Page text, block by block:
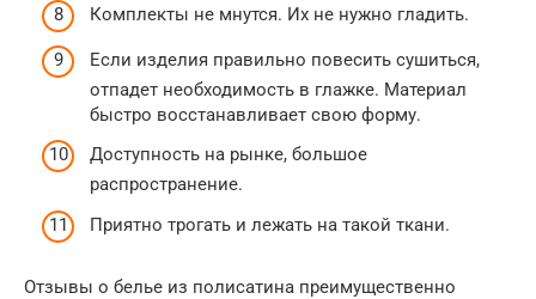
Комплекты не мнутся. Их не нужно гладить.
Если изделия правильно повесить сушиться,
отпадет необходимость в глажке. Материал
быстро восстанавливает свою форму.
Доступность на рынке, большое
распространение.
Приятно трогать и лежать на такой ткани.
Отзывы о белье из полисатина преимущественно